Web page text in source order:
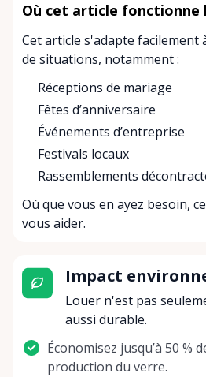
Où cet article fonctionne
Cet article s'adapte facilement
de situations, notamment :
Réceptions de mariage
Fêtes d’anniversaire
Événements d’entreprise
Festivals locaux
Rassemblements
Où que vous en ayez besoin,
vous aider.
Impact
Louer n'est pas
aussi durable.
Économisez jusqu’à 50 %
production du verre.